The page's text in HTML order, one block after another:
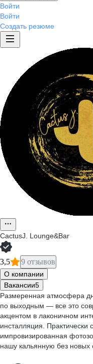
Войти
Войти
Создать резюме
CactusJ. Lounge&Bar
3,5 9 отзывов
О компании
Вакансии5
Размеренная атмосфера
по выходным — все это
акцентом в лаконичном
инсталляция. Практически
импровизированная
нашу кальянную без новых